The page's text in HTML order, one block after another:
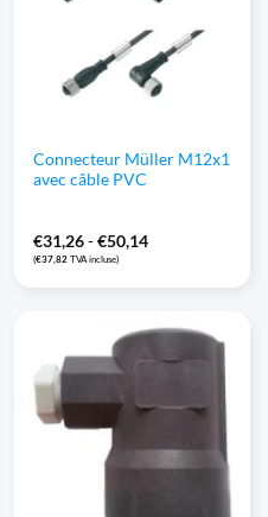
Connecteur Müller M12x1
avec câble PVC
€31,26-€50,14Gamme
:
€50,14
(€37,82 TVA incluse)